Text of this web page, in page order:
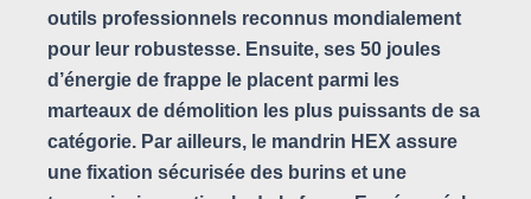
outils professionnels reconnus mondialement
pour leur robustesse. Ensuite, ses 50 joules
d’énergie de frappe le placent parmi les
marteaux de démolition les plus puissants de sa
catégorie. Par ailleurs, le mandrin HEX assure
une fixation sécurisée des burins et une